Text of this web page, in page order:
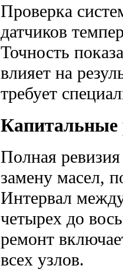
Проверка
датчиков
Точность
влияет на
требует
Капитальные
Полная
замену масел,
Интервал
четырех до
ремонт
всех узлов.